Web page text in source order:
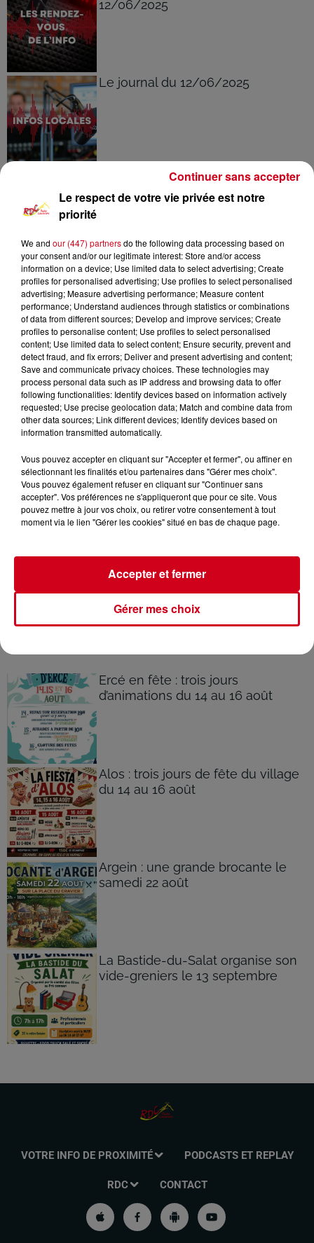
12/06/2025
Le journal du 12/06/2025
À LA UNE Voir plus
6 août 2026
Couserans : Eaux du Couserans
alerte sur une recrudescence de
faux...
5 août 2026
La Fabio-Casartelli souffle ses 30
bougies sur les routes du
Couserans
4 août 2026
Ariège : trois incendies de
montagne toujours mobilisateurs
à...
3 août 2026
Ercé en fête : trois jours
d’animations du 14 au 16 août
Alos : trois jours de fête du village
du 14 au 16 août
Argein : une grande brocante le
samedi 22 août
La Bastide-du-Salat organise son
vide-greniers le 13 septembre
VOTRE INFO DE PROXIMITÉ PODCASTS ET REPLAY
RDC CONTACT
Le respect de votre vie privée est notre
priorité
We and our (447) partnersdo the following data processing based on
your consent and/or our legitimate interest: Store and/or access
information on a device; Use limited data to select advertising; Create
profiles for personalised advertising; Use profiles to select personalised
advertising; Measure advertising performance; Measure content
performance; Understand audiences through statistics or combinations
of data from different sources; Develop and improve services; Create
profiles to personalise content; Use profiles to select personalised
content; Use limited data to select content; Ensure security, prevent and
detect fraud, and fix errors; Deliver and present advertising and content;
Save and communicate privacy choices. These technologies may
process personal data such as IP address and browsing data to offer
following functionalities: Identify devices based on information actively
requested; Use precise geolocation data; Match and combine data from
other data sources; Link different devices; Identify devices based on
information transmitted automatically.
Vous pouvez accepter en cliquant sur "Accepter et fermer", ou affiner en
sélectionnant les finalités et/ou partenaires dans "Gérer mes choix".
Vous pouvez également refuser en cliquant sur "Continuer sans
accepter". Vos préférences ne s'appliqueront que pour ce site. Vous
pouvez mettre à jour vos choix, ou retirer votre consentement à tout
moment via le lien "Gérer les cookies" situé en bas de chaque page.
Gérer mes choix
Accepter et fermer
Continuer sans accepter